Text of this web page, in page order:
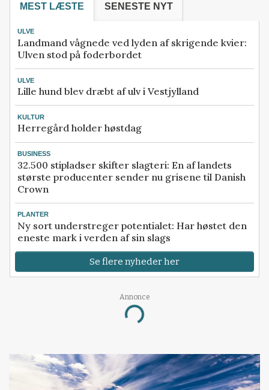
MEST LÆSTE SENESTE NYT
ULVE
Landmand vågnede ved lyden af skrigende kvier:
Ulven stod på foderbordet
ULVE
Lille hund blev dræbt af ulv i Vestjylland
KULTUR
Herregård holder høstdag
BUSINESS
32.500 stipladser skifter slagteri: En af landets
største producenter sender nu grisene til Danish
Crown
PLANTER
Ny sort understreger potentialet: Har høstet den
eneste mark i verden af sin slags
Se flere nyheder her
Annonce
Loading...